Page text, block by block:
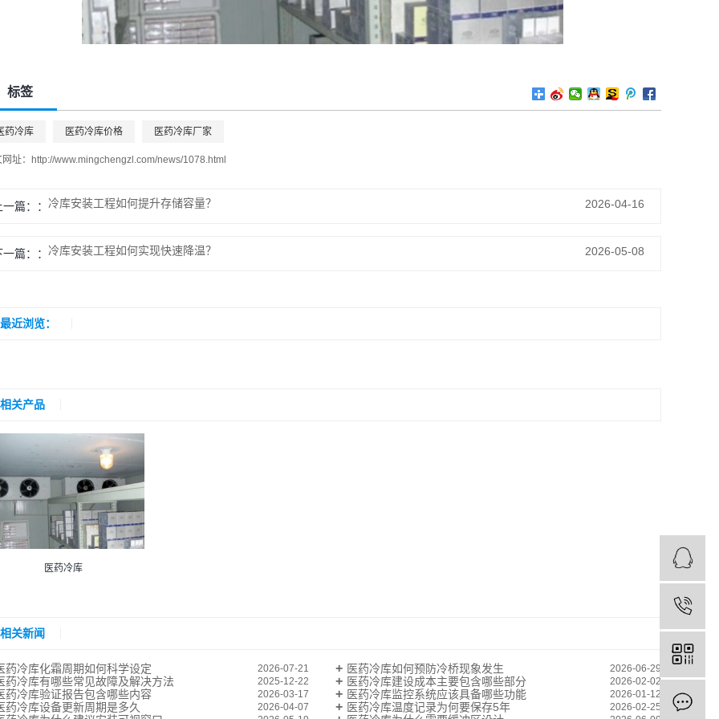
标签
药冷库 医药冷库价格 医药冷库厂家
址： http://www.mingchengzl.com/news/1078.html
篇： 冷库安装工程如何提升存储容量？ 2026-04-16
篇： 冷库安装工程如何实现快速降温？ 2026-05-08
最近浏览：
相关产品
医药冷库
相关新闻
药冷库化霜周期如何科学设定 2026-07-21 医药冷库如何预防冷桥现象发生 2026-06-29
药冷库有哪些常见故障及解决方法 2025-12-22 医药冷库建设成本主要包含哪些部分 2026-02-02
药冷库验证报告包含哪些内容 2026-03-17 医药冷库监控系统应该具备哪些功能 2026-01-12
药冷库设备更新周期是多久 2026-04-07 医药冷库温度记录为何要保存5年 2026-02-25